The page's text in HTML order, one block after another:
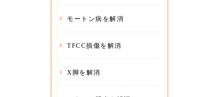
モートン病を解消
TFCC損傷を解消
X脚を解消